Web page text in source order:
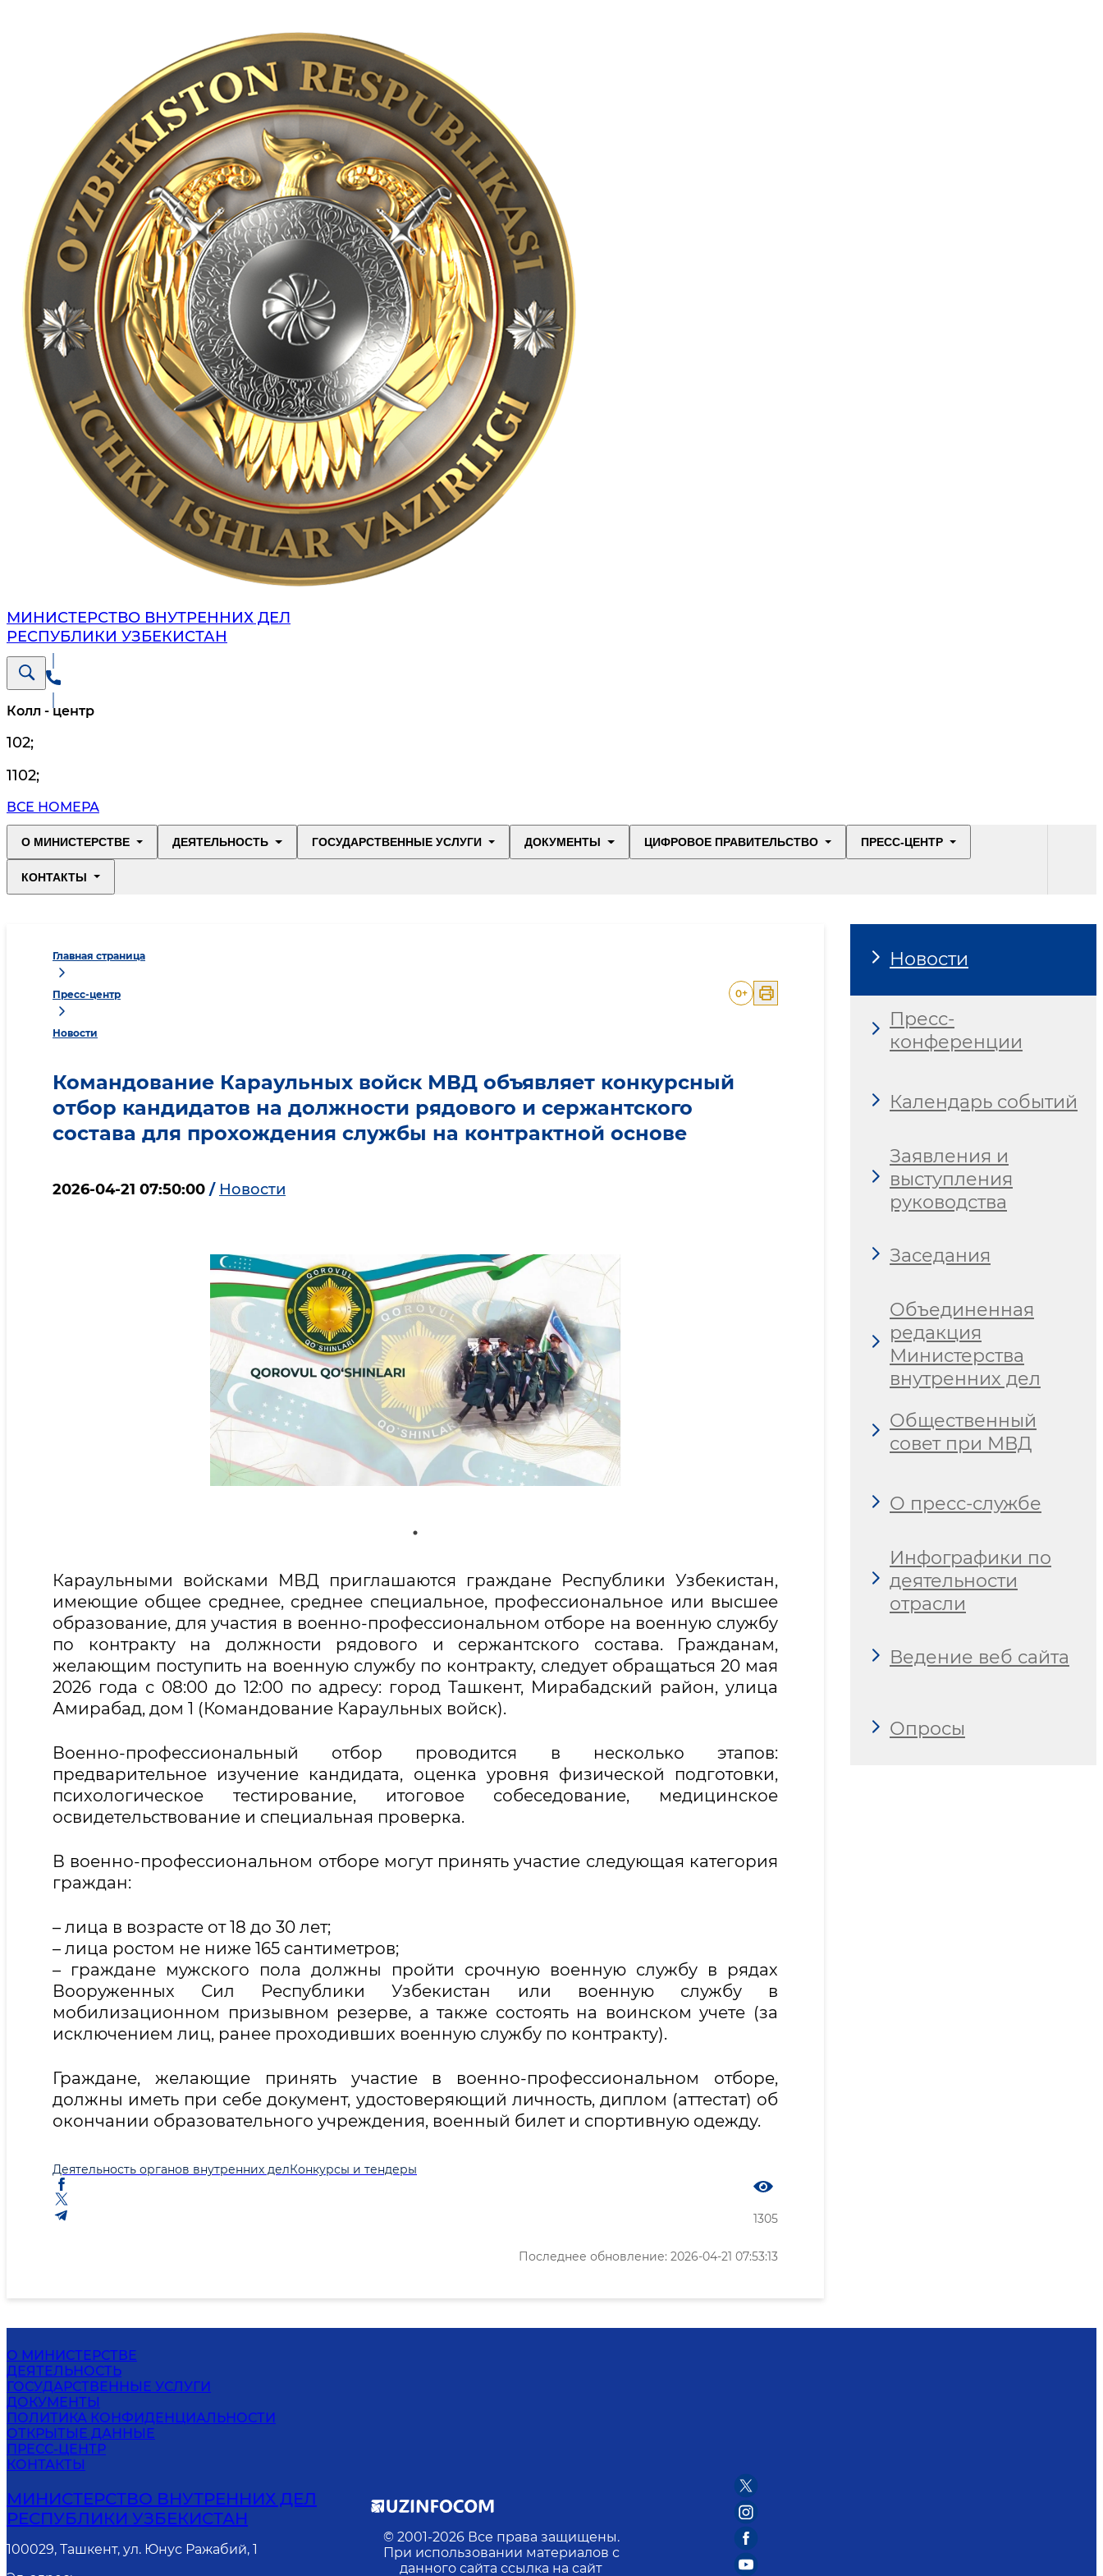
МИНИСТЕРСТВО ВНУТРЕННИХ ДЕЛ
РЕСПУБЛИКИ УЗБЕКИСТАН
Колл - центр
102;
1102;
ВСЕ НОМЕРА
О МИНИСТЕРСТВЕ ДЕЯТЕЛЬНОСТЬ ГОСУДАРСТВЕННЫЕ УСЛУГИ ДОКУМЕНТЫ ЦИФРОВОЕ ПРАВИТЕЛЬСТВО ПРЕСС-ЦЕНТР
КОНТАКТЫ
Главная страница
Пресс-центр
Новости
0+
Командование Караульных войск МВД объявляет конкурсный
отбор кандидатов на должности рядового и сержантского
состава для прохождения службы на контрактной основе
2026-04-21 07:50:00 / Новости
Караульными войсками МВД приглашаются граждане Республики Узбекистан,
имеющие общее среднее, среднее специальное, профессиональное или высшее
образование, для участия в военно-профессиональном отборе на военную службу
по контракту на должности рядового и сержантского состава. Гражданам,
желающим поступить на военную службу по контракту, следует обращаться 20 мая
2026 года с 08:00 до 12:00 по адресу: город Ташкент, Мирабадский район, улица
Амирабад, дом 1 (Командование Караульных войск).
Военно-профессиональный отбор проводится в несколько этапов:
предварительное изучение кандидата, оценка уровня физической подготовки,
психологическое тестирование, итоговое собеседование, медицинское
освидетельствование и специальная проверка.
В военно-профессиональном отборе могут принять участие следующая категория
граждан:
– лица в возрасте от 18 до 30 лет;
– лица ростом не ниже 165 сантиметров;
– граждане мужского пола должны пройти срочную военную службу в рядах
Вооруженных Сил Республики Узбекистан или военную службу в
мобилизационном призывном резерве, а также состоять на воинском учете (за
исключением лиц, ранее проходивших военную службу по контракту).
Граждане, желающие принять участие в военно-профессиональном отборе,
должны иметь при себе документ, удостоверяющий личность, диплом (аттестат) об
окончании образовательного учреждения, военный билет и спортивную одежду.
Деятельность органов внутренних делКонкурсы и тендеры
1305
Последнее обновление: 2026-04-21 07:53:13
Новости
Пресс-
конференции
Календарь событий
Заявления и
выступления
руководства
Заседания
Объединенная
редакция
Министерства
внутренних дел
Общественный
совет при МВД
О пресс-службе
Инфографики по
деятельности
отрасли
Ведение веб сайта
Опросы
О МИНИСТЕРСТВЕ
ДЕЯТЕЛЬНОСТЬ
ГОСУДАРСТВЕННЫЕ УСЛУГИ
ДОКУМЕНТЫ
ПОЛИТИКА КОНФИДЕНЦИАЛЬНОСТИ
ОТКРЫТЫЕ ДАННЫЕ
ПРЕСС-ЦЕНТР
КОНТАКТЫ
МИНИСТЕРСТВО ВНУТРЕННИХ ДЕЛ
РЕСПУБЛИКИ УЗБЕКИСТАН
100029, Ташкент, ул. Юнус Ражабий, 1
© 2001-2026 Все права защищены.
При использовании материалов с
данного сайта ссылка на сайт